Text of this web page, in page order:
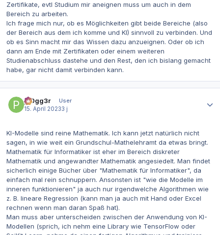
Zertifikate, evtl Studium mir aneignen muss um auch in dem
Bereich zu arbeiten.
Ich frage mich nur, ob es Möglichkeiten gibt beide Bereiche (also
der Bereich aus dem ich komme und KI) sinnvoll zu verbinden. Und
ob es Sinn macht mir das Wissen dazu anzueignen. Oder ob ich
dann am Ende mit Zertifikaten oder einem weiteren
Studienabschluss dastehe und den Rest, den ich bislang gemacht
habe, gar nicht damit verbinden kann.
pr0gg3r
User
15. April 20233 j
KI-Modelle sind reine Mathematik. Ich kann jetzt natürlich nicht
sagen, in wie weit ein Grundschul-Mathelehramt da etwas bringt.
Mathematik für Informatiker ist eher im Bereich diskreter
Mathematik und angewandter Mathematik angesiedelt. Man findet
sicherlich einige Bücher über "Mathematik für Informatiker", da
einfach mal rein schnuppern. Ansonsten ist "wie die Modelle im
inneren funktionieren" ja auch nur irgendwelche Algorithmen wie
z. B. lineare Regression (kann man ja auch mit Hand oder Excel
rechnen wenn man daran Spaß hat).
Man muss aber unterscheiden zwischen der Anwendung von KI-
Modellen (sprich, ich nehm eine Library wie TensorFlow oder